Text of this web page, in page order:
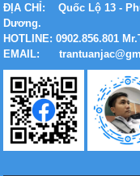
ĐỊA CHỈ:
Quốc Lộ 13 -
Dương.
HOTLINE: 0902.856.801
EMAIL: